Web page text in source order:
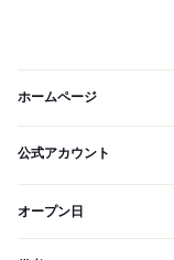
ホームページ
公式アカウント
オープン日